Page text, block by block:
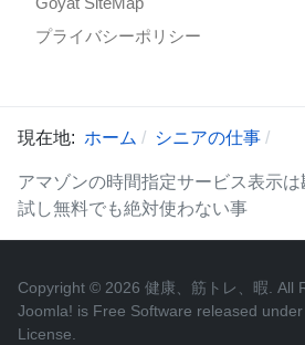
プライバシーポリシー
現在地: ホーム シニアの仕事
アマゾンの時間指定サービス表示
試し無料でも絶対使わない事
Copyright © 2026 健康、筋トレ、暇. All
Joomla! is Free Software released
License.